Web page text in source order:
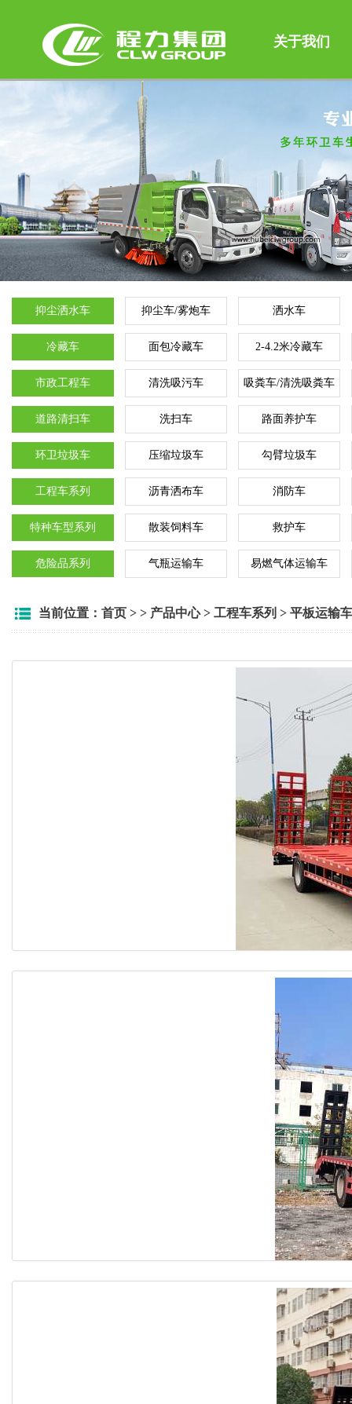
关于我们
抑尘洒水车 抑尘车/雾炮车 洒水车
冷藏车 面包冷藏车 2-4.2米冷藏车
市政工程车 清洗吸污车 吸粪车/清洗吸粪车
道路清扫车 洗扫车 路面养护车
环卫垃圾车 压缩垃圾车 勾臂垃圾车
工程车系列 沥青洒布车 消防车
特种车型系列 散装饲料车 救护车
危险品系列 气瓶运输车 易燃气体运输车
当前位置： 首页 > > 产品中心> 工程车系列 > 平板运输车